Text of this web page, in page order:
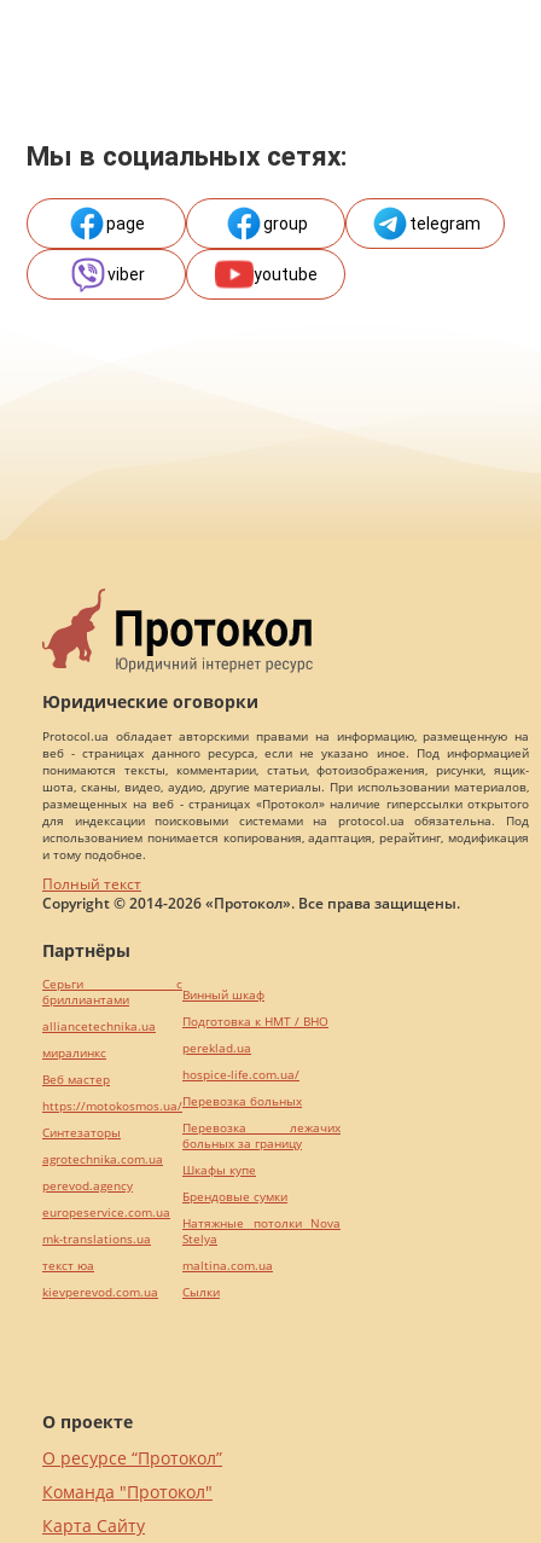
Мы в социальных сетях:
page group telegram
viber youtube
Юридические оговорки
Protocol.ua обладает авторскими правами на информацию, размещенную на
веб - страницах данного ресурса, если не указано иное. Под информацией
понимаются тексты, комментарии, статьи, фотоизображения, рисунки, ящик-
шота, сканы, видео, аудио, другие материалы. При использовании материалов,
размещенных на веб - страницах «Протокол» наличие гиперссылки открытого
для индексации поисковыми системами на protocol.ua обязательна. Под
использованием понимается копирования, адаптация, рерайтинг, модификация
и тому подобное.
Полный текст
Copyright © 2014-2026 «Протокол». Все права защищены.
О проекте
О ресурсе “Протокол”
Команда "Протокол"
Карта Сайту
Партнёры
Серьги с
бриллиантами
alliancetechnika.ua
миралинкс
Веб мастер
https://motokosmos.ua/
Синтезаторы
agrotechnika.com.ua
perevod.agency
europeservice.com.ua
mk-translations.ua
текст юа
kievperevod.com.ua
Винный шкаф
Подготовка к НМТ / ВНО
pereklad.ua
hospice-life.com.ua/
Перевозка больных
Перевозка лежачих
больных за границу
Шкафы купе
Брендовые сумки
Натяжные потолки Nova
Stelya
maltina.com.ua
Cылки